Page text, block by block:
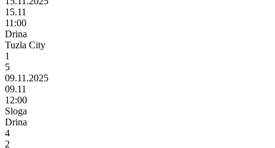
15.11
11:00
Drina
Tuzla City
1
5
09.11.2025
09.11
12:00
Sloga
Drina
4
2